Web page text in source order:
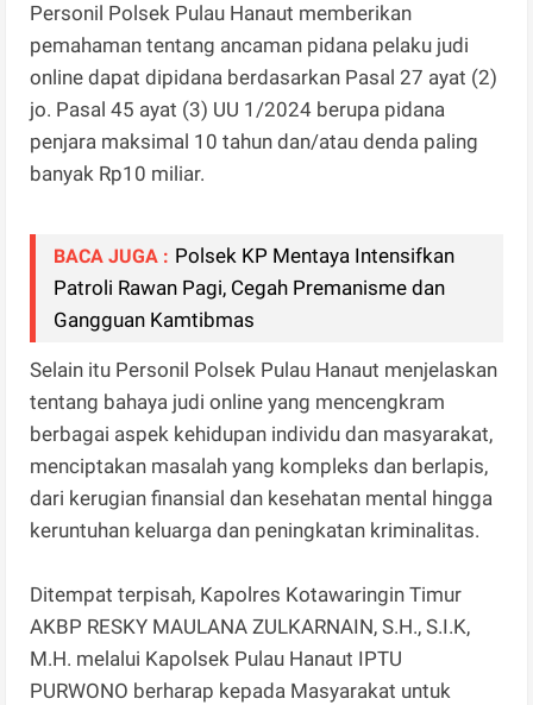
Personil Polsek Pulau Hanaut memberikan
pemahaman tentang ancaman pidana pelaku judi
online dapat dipidana berdasarkan Pasal 27 ayat (2)
jo. Pasal 45 ayat (3) UU 1/2024 berupa pidana
penjara maksimal 10 tahun dan/atau denda paling
banyak Rp10 miliar.
BACA JUGA : Polsek KP Mentaya Intensifkan
Patroli Rawan Pagi, Cegah Premanisme dan
Gangguan Kamtibmas
Selain itu Personil Polsek Pulau Hanaut menjelaskan
tentang bahaya judi online yang mencengkram
berbagai aspek kehidupan individu dan masyarakat,
menciptakan masalah yang kompleks dan berlapis,
dari kerugian finansial dan kesehatan mental hingga
keruntuhan keluarga dan peningkatan kriminalitas.
Ditempat terpisah, Kapolres Kotawaringin Timur
AKBP RESKY MAULANA ZULKARNAIN, S.H., S.I.K,
M.H. melalui Kapolsek Pulau Hanaut IPTU
PURWONO berharap kepada Masyarakat untuk